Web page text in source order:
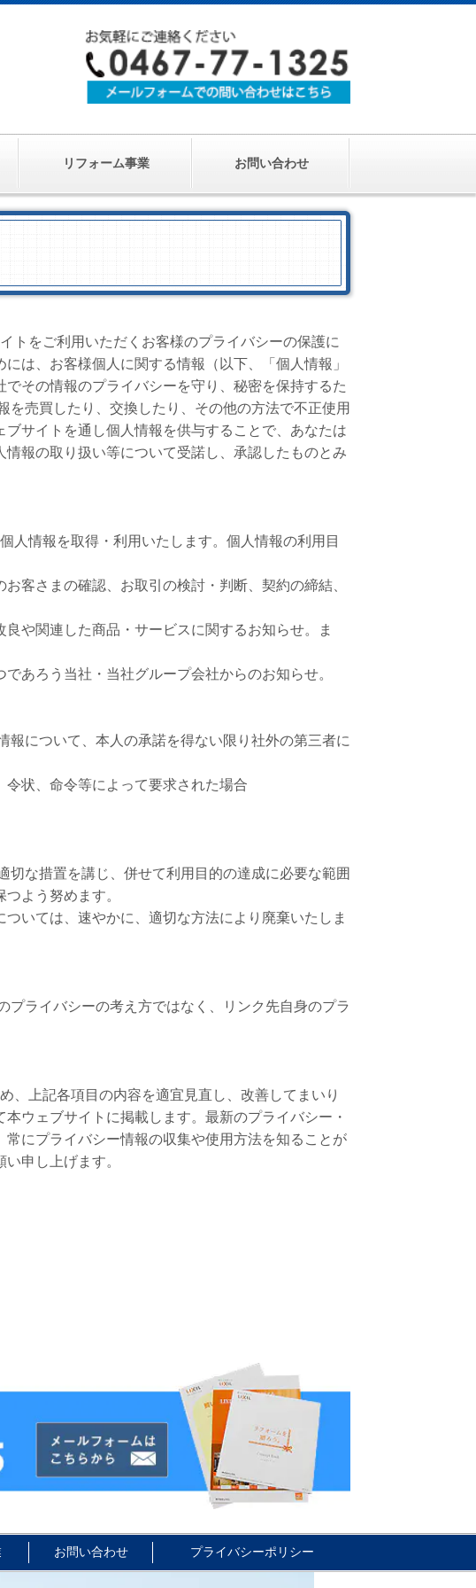
リフォーム事業 お問い合わせ
トをご利用いただくお客様のプライバシーの保護に
は、お客様個人に関する情報（以下、「個人情報」
その情報のプライバシーを守り、秘密を保持するた
売買したり、交換したり、その他の方法で不正使用
サイトを通し個人情報を供与することで、あなたは
報の取り扱い等について受諾し、承認したものとみ
人情報を取得・利用いたします。個人情報の利用目
客さまの確認、お取引の検討・判断、契約の締結、
や関連した商品・サービスに関するお知らせ。ま
あろう当社・当社グループ会社からのお知らせ。
報について、本人の承諾を得ない限り社外の第三者に
令状、命令等によって要求された場合
な措置を講じ、併せて利用目的の達成に必要な範囲
よう努めます。
いては、速やかに、適切な方法により廃棄いたしま
プライバシーの考え方ではなく、リンク先自身のプラ
、上記各項目の内容を適宜見直し、改善してまいり
ウェブサイトに掲載します。最新のプライバシー・
にプライバシー情報の収集や使用方法を知ることが
申し上げます。
お問い合わせ プライバシーポリシー